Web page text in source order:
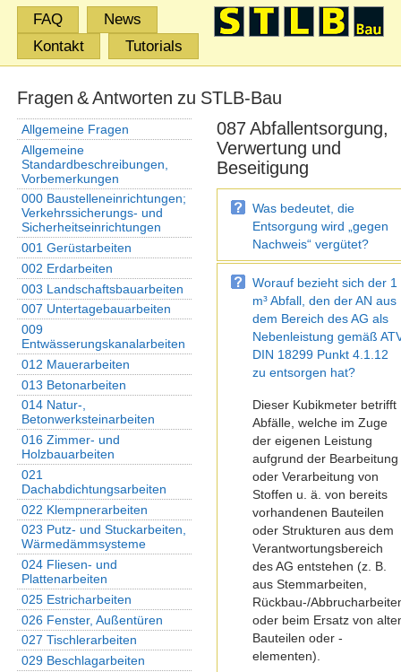
FAQ
News
Kontakt
Tutorials
Fragen & Antworten zu STLB-Bau
Allgemeine Fragen
Allgemeine
Standardbeschreibungen,
Vorbemerkungen
000 Baustelleneinrichtungen;
Verkehrssicherungs- und
Sicherheitseinrichtungen
001 Gerüstarbeiten
002 Erdarbeiten
003 Landschaftsbauarbeiten
007 Untertagebauarbeiten
009
Entwässerungskanalarbeiten
012 Mauerarbeiten
013 Betonarbeiten
014 Natur-,
Betonwerksteinarbeiten
016 Zimmer- und
Holzbauarbeiten
021
Dachabdichtungsarbeiten
022 Klempnerarbeiten
023 Putz- und Stuckarbeiten,
Wärmedämmsysteme
024 Fliesen- und
Plattenarbeiten
025 Estricharbeiten
026 Fenster, Außentüren
027 Tischlerarbeiten
029 Beschlagarbeiten
087 Abfallentsorgung,
Verwertung und
Beseitigung
Was bedeutet, die
Entsorgung wird „gegen
Nachweis“ vergütet?
Worauf bezieht sich der 1
m³ Abfall, den der AN aus
dem Bereich des AG als
Nebenleistung gemäß
DIN 18299 Punkt 4.1.12
zu entsorgen hat?
Dieser Kubikmeter betrifft
Abfälle, welche im Zuge
der eigenen Leistung
aufgrund der Bearbeitung
oder Verarbeitung von
Stoffen u. ä. von bereits
vorhandenen Bauteilen
oder Strukturen aus dem
Verantwortungsbereich
des AG entstehen (z. B.
aus Stemmarbeiten,
Rückbau-/
oder beim Ersatz von
Bauteilen oder -
elementen).